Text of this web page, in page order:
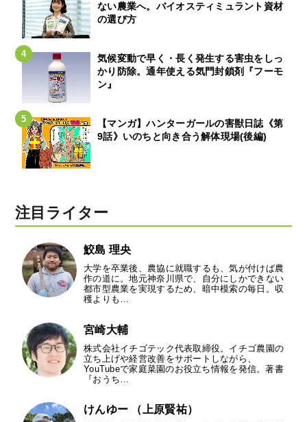
ない農業へ。バイオスティミュラント資材
の選び方
気候変動で早く・長く発生する害虫をしっ
かり防除。通年使える気門封鎖剤『フーモ
ン』
【マンガ】ハンターガールの害獣日誌《第
9話》いのちと向き合う解体現場(後編)
注目ライター
鮫島 理央
大学を卒業後、農協に就職するも、気が付けば農
作の道に。地元神奈川県で、自分にしかできない
都市型農業を実現するため、暗中模索の毎日。収
穫よりも…
宮崎大輔
株式会社イチゴテック代表取締役。イチゴ農園の
立ち上げや経営改善をサポートしながら、
YouTubeで家庭菜園のお役立ち情報を発信。著書
『おうち…
けんゆー （上原賢祐）